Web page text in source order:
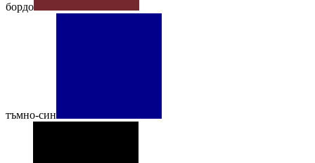
бордо
тъмно-син